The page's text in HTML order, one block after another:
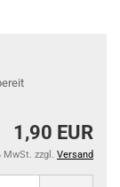
1,90 EUR
MwSt. zzgl. Versand